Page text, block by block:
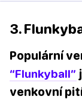
3.
Populární
“Flunkyball”
venkovní